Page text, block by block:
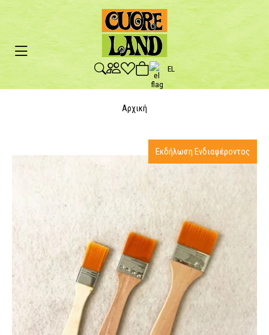
EL
Αρχική
Εκδήλωση Ενδιαφέροντος